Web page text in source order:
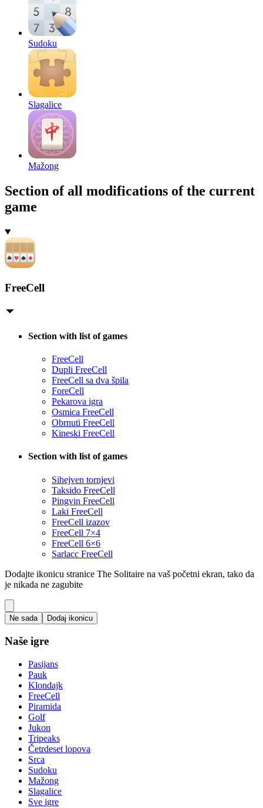
Sudoku
Slagalice
Mažong
Section of all modifications of the current
game
FreeCell
Section with list of games
FreeCell
Dupli FreeCell
FreeCell sa dva špila
ForeCell
Pekarova igra
Osmica FreeCell
Obrnuti FreeCell
Kineski FreeCell
Section with list of games
Sihejven tornjevi
Taksido FreeCell
Pingvin FreeCell
Laki FreeCell
FreeCell izazov
FreeCell 7×4
FreeCell 6×6
Sarlacc FreeCell
Dodajte ikonicu stranice The Solitaire na vaš početni ekran, tako da
je nikada ne zagubite
Ne sada Dodaj ikonicu
Naše igre
Pasijans
Pauk
Klondajk
FreeCell
Piramida
Golf
Jukon
Tripeaks
Četrdeset lopova
Srca
Sudoku
Mažong
Slagalice
Sve igre